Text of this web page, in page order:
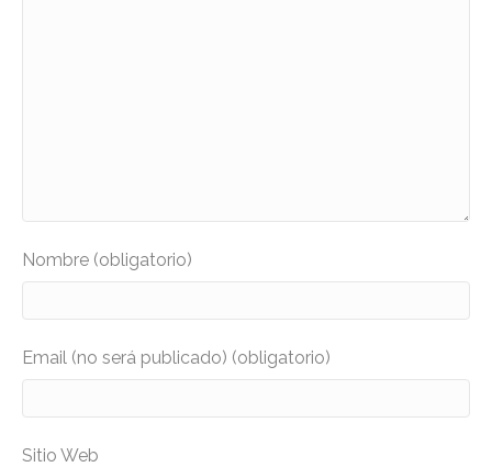
Nombre (obligatorio)
Email (no será publicado) (obligatorio)
Sitio Web